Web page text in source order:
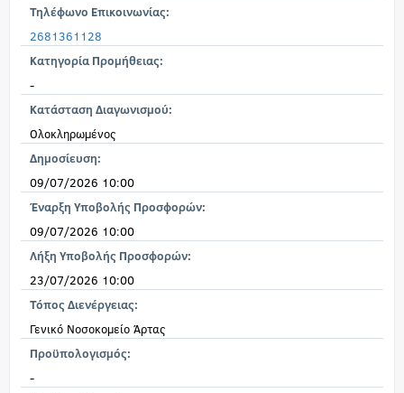
Τηλέφωνο Επικοινωνίας:
2681361128
Κατηγορία Προμήθειας:
-
Κατάσταση Διαγωνισμού:
Ολοκληρωμένος
Δημοσίευση:
09/07/2026 10:00
Έναρξη Υποβολής Προσφορών:
09/07/2026 10:00
Λήξη Υποβολής Προσφορών:
23/07/2026 10:00
Τόπος Διενέργειας:
Γενικό Νοσοκομείο Άρτας
Προϋπολογισμός:
-